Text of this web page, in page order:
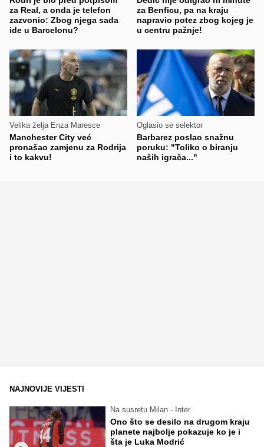
za Real, a onda je telefon
zazvonio: Zbog njega sada
ide u Barcelonu?
za Benficu, pa na kraju
napravio potez zbog kojeg je
u centru pažnje!
Velika želja Enza Maresce
Manchester City već
pronašao zamjenu za Rodrija
i to kakvu!
Oglasio se selektor
Barbarez poslao snažnu
poruku: "Toliko o biranju
naših igrača..."
NAJNOVIJE VIJESTI
Na susretu Milan - Inter
Ono što se desilo na drugom kraju
planete najbolje pokazuje ko je i
šta je Luka Modrić